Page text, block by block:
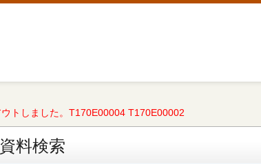
トしました。T170E00004 T170E00002
資料検索